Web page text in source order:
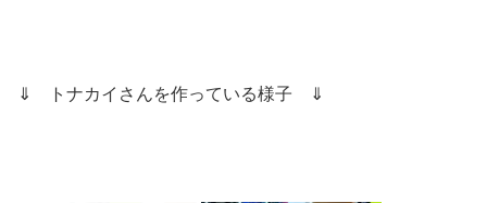
⇓ トナカイさんを作っている様子 ⇓